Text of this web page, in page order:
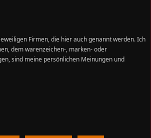
Firmen, die hier auch genannt werden. Ich
dem warenzeichen-, marken- oder
sind meine persönlichen Meinungen und